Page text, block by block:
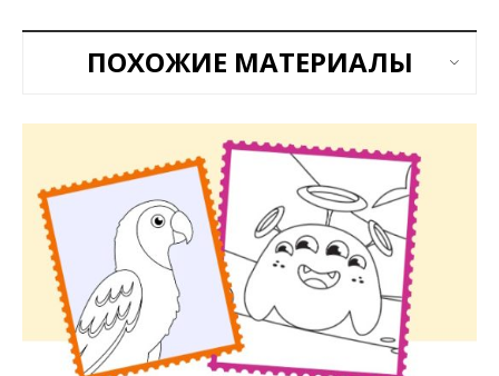
ПОХОЖИЕ МАТЕРИАЛЫ